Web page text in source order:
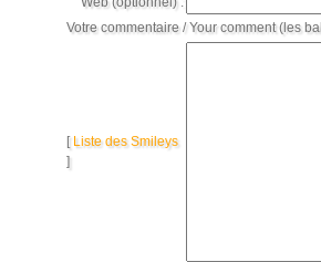
Votre commentaire / Your comment (les
[ Liste des Smileys
]